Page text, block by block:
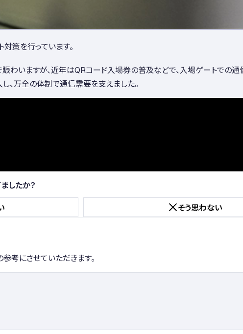
策を行っています。
わいますが、近年はQRコード入場券の普及などで、入場ゲートでの
、万全の体制で通信需要を支えました。
したか？
そう思わない
考にさせていただきます。